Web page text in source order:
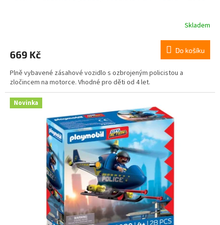
Skladem
669 Kč Do košíku
Plně vybavené zásahové vozidlo s ozbrojeným policistou a
zločincem na motorce. Vhodné pro děti od 4 let.
Novinka